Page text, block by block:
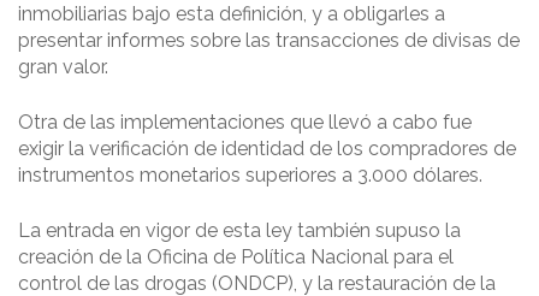
inmobiliarias bajo esta definición, y a obligarles a
presentar informes sobre las transacciones de divisas de
gran valor.
Otra de las implementaciones que llevó a cabo fue
exigir la verificación de identidad de los compradores de
instrumentos monetarios superiores a 3.000 dólares.
La entrada en vigor de esta ley también supuso la
creación de la Oficina de Política Nacional para el
control de las drogas (ONDCP), y la restauración de la